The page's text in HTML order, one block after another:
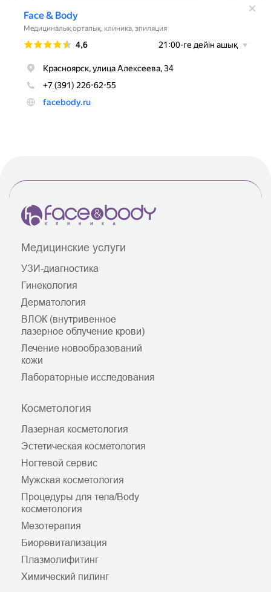
Медицинские услуги
УЗИ-диагностика
Гинекология
Дерматология
ВЛОК (внутривенное
лазерное облучение крови)
Лечение новообразований
кожи
Лабораторные исследования
Косметология
Лазерная косметология
Эстетическая косметология
Ногтевой сервис
Мужская косметология
Процедуры для тела/Body
косметология
Мезотерапия
Биоревитализация
Плазмолифитинг
Химический пилинг